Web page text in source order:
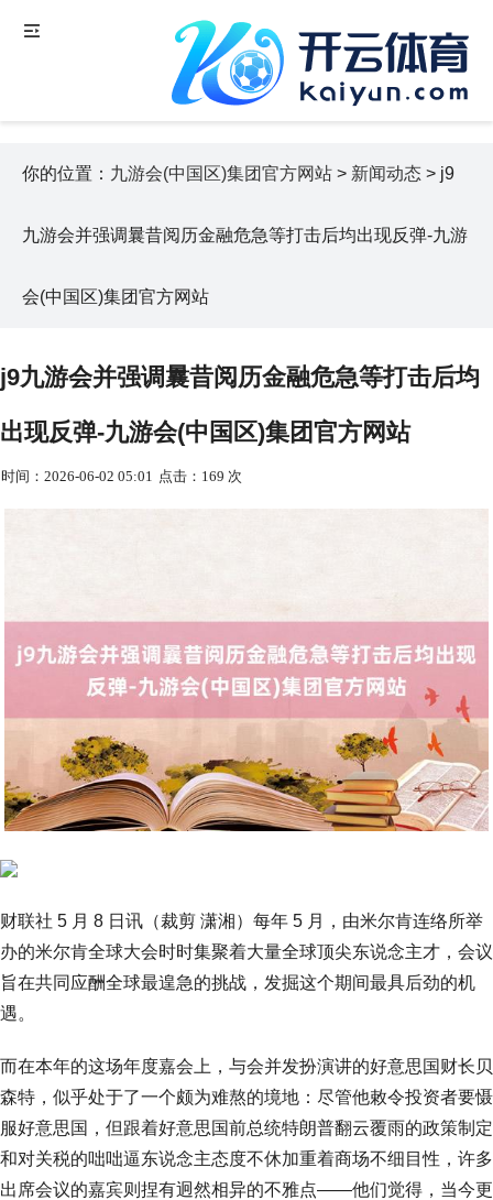
你的位置： 九游会(中国区)集团官方网站 > 新闻动态 > j9
九游会并强调曩昔阅历金融危急等打击后均出现反弹-九游
会(中国区)集团官方网站
j9九游会并强调曩昔阅历金融危急等打击后均
出现反弹-九游会(中国区)集团官方网站
时间：2026-06-02 05:01 点击：169 次
财联社 5 月 8 日讯（裁剪 潇湘）每年 5 月，由米尔肯连络所举
办的米尔肯全球大会时时集聚着大量全球顶尖东说念主才，会议
旨在共同应酬全球最遑急的挑战，发掘这个期间最具后劲的机
遇。
而在本年的这场年度嘉会上，与会并发扮演讲的好意思国财长贝
森特，似乎处于了一个颇为难熬的境地：尽管他敕令投资者要慑
服好意思国，但跟着好意思国前总统特朗普翻云覆雨的政策制定
和对关税的咄咄逼东说念主态度不休加重着商场不细目性，许多
出席会议的嘉宾则捏有迥然相异的不雅点——他们觉得，当今更